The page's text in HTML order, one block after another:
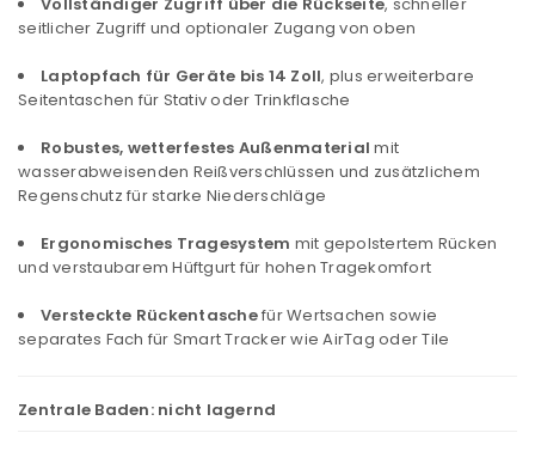
seitlicher Zugriff und optionaler Zugang von oben
Laptopfach für Geräte bis 14 Zoll, plus erweiterbare
Seitentaschen für Stativ oder Trinkflasche
Robustes, wetterfestes Außenmaterial mit
wasserabweisenden Reißverschlüssen und zusätzlichem
Regenschutz für starke Niederschläge
Ergonomisches Tragesystem mit gepolstertem Rücken
und verstaubarem Hüftgurt für hohen Tragekomfort
Versteckte Rückentaschefür Wertsachen sowie
separates Fach für Smart Tracker wie AirTag oder Tile
Zentrale Baden: nicht lagernd